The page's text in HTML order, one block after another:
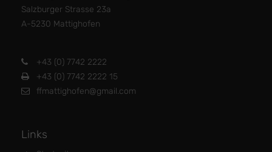
Salzburger Strasse 23a
A-5230 Mattighofen
+43 (0) 7742 2222
+43 (0) 7742 2222 15
ffmattighofen@gmail.com
Links